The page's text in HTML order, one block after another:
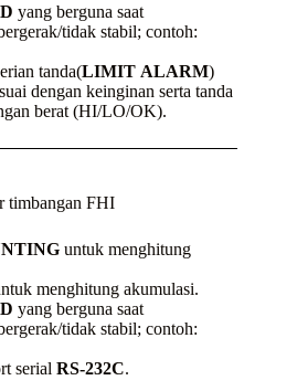
yang berguna saat
tidak stabil; contoh:
tanda(LIMIT ALARM)
dengan keinginan serta tanda
berat (HI/LO/OK).
untuk menghitung
menghitung akumulasi.
yang berguna saat
tidak stabil; contoh:
serial RS-232C.